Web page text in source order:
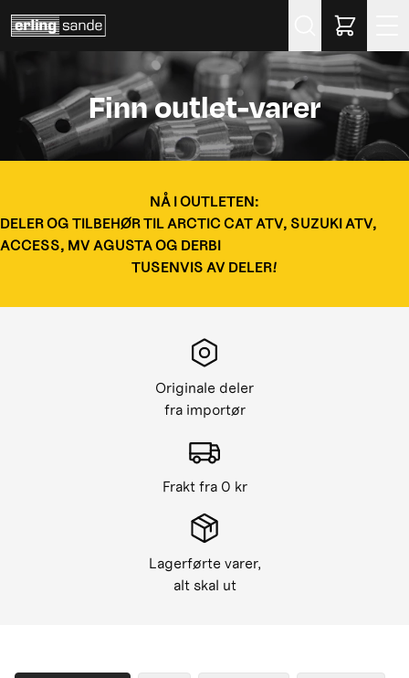
Finn outlet-varer
NÅ I OUTLETEN:
DELER OG TILBEHØR TIL ARCTIC CAT ATV, SUZUKI ATV,
ACCESS, MV AGUSTA OG DERBI
TUSENVIS AV DELER!
Originale deler
fra importør
Frakt fra 0 kr
Lagerførte varer,
alt skal ut